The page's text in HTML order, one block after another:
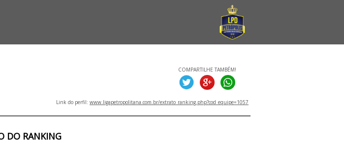
COMPARTILHE TAMBÉM!
Link do perfil: www.ligapetropolitana.com.br/extrato_ranking.php?cod_equipe=1057
DO RANKING